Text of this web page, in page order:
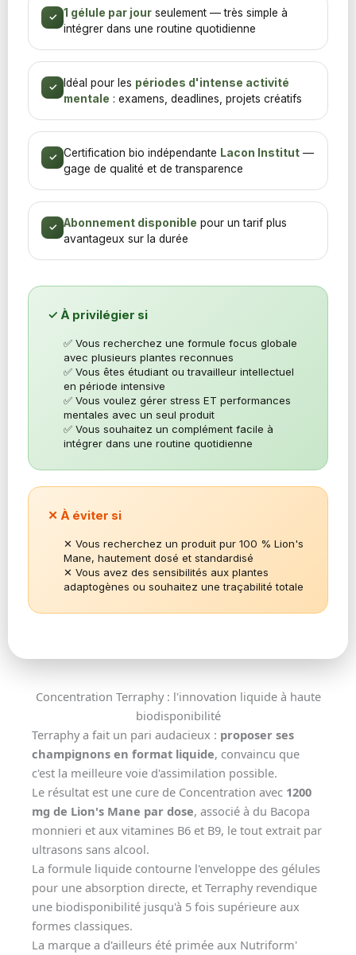
✓ 1 gélule par jour seulement — très simple à
intégrer dans une routine quotidienne
✓ Idéal pour les périodes d'intense activité
mentale : examens, deadlines, projets créatifs
✓ Certification bio indépendante Lacon Institut —
gage de qualité et de transparence
✓ Abonnement disponible pour un tarif plus
avantageux sur la durée
✓ À privilégier si
✅ Vous recherchez une formule focus globale
avec plusieurs plantes reconnues
✅ Vous êtes étudiant ou travailleur intellectuel
en période intensive
✅ Vous voulez gérer stress ET performances
mentales avec un seul produit
✅ Vous souhaitez un complément facile à
intégrer dans une routine quotidienne
✕ À éviter si
✕ Vous recherchez un produit pur 100 % Lion's
Mane, hautement dosé et standardisé
✕ Vous avez des sensibilités aux plantes
adaptogènes ou souhaitez une traçabilité totale
Concentration Terraphy : l'innovation liquide à haute
biodisponibilité
Terraphy a fait un pari audacieux : proposer ses
champignons en format liquide, convaincu que
c'est la meilleure voie d'assimilation possible.
Le résultat est une cure de Concentration avec 1200
mg de Lion's Mane par dose, associé à du Bacopa
monnieri et aux vitamines B6 et B9, le tout extrait par
ultrasons sans alcool.
La formule liquide contourne l'enveloppe des gélules
pour une absorption directe, et Terraphy revendique
une biodisponibilité jusqu'à 5 fois supérieure aux
formes classiques.
La marque a d'ailleurs été primée aux Nutriform'